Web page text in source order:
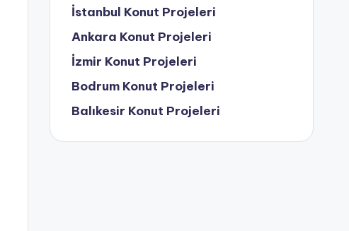
İstanbul Konut Projeleri
Ankara Konut Projeleri
İzmir Konut Projeleri
Bodrum Konut Projeleri
Balıkesir Konut Projeleri